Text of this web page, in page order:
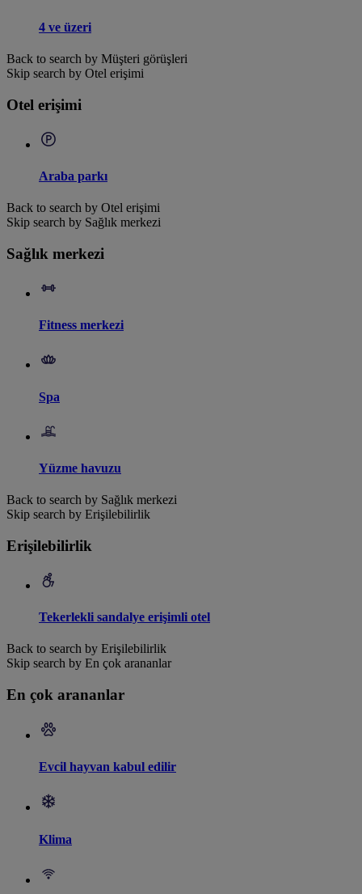
4 ve üzeri
Back to search by Müşteri görüşleri
Skip search by Otel erişimi
Otel erişimi
Araba parkı
Back to search by Otel erişimi
Skip search by Sağlık merkezi
Sağlık merkezi
Fitness merkezi
Spa
Yüzme havuzu
Back to search by Sağlık merkezi
Skip search by Erişilebilirlik
Erişilebilirlik
Tekerlekli sandalye erişimli otel
Back to search by Erişilebilirlik
Skip search by En çok arananlar
En çok arananlar
Evcil hayvan kabul edilir
Klima